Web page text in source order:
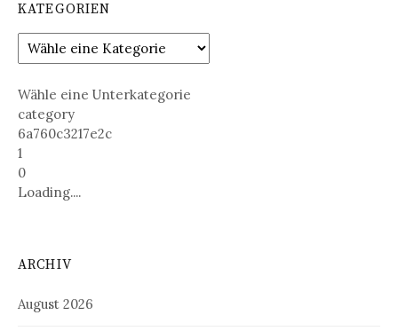
KATEGORIEN
Wähle eine Unterkategorie
category
6a760c3217e2c
1
0
Loading....
ARCHIV
August 2026